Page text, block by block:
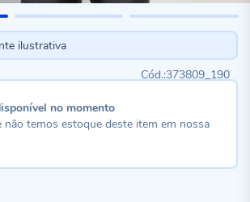
ilustrativa
373809_190
no momento
não temos estoque deste item em nossa